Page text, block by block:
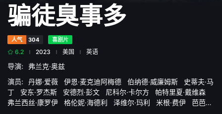
骗徒臭事多
人气 304 喜剧片
6.2 2023 美国 英语
导演:
弗兰克·奥兹
演员:
丹娜·爱薇 伊恩·麦克迪阿梅德 伯纳德·威廉姆斯
史蒂夫·马
丁
安东·罗杰斯 安德烈·彭文 尼科尔·卡尔方
帕特里夏·戴维森
弗兰西丝·康罗伊
格伦妮·海德利 泽维尔·玛利 米根·费伊
芭芭拉·